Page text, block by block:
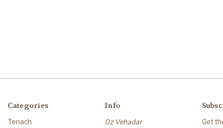
Categories
Tenach
Info
Oz Vehadar Get